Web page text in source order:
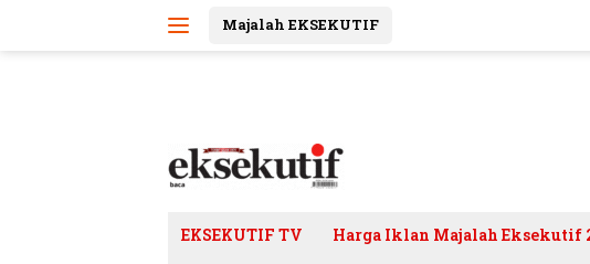
Majalah EKSEKUTIF
EKSEKUTIF TV Harga Iklan Majalah Eksekutif